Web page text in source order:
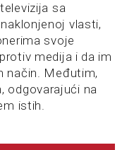
sa
vlasti,
svoje
medija i da im
način. Međutim,
odgovarajući na
istih.